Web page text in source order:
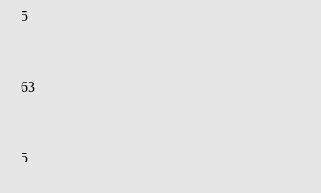
5
63
5